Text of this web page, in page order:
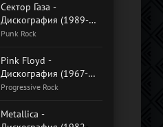
Сектор Газа -
Дискография (1989-
2015)
Punk Rock
Pink Floyd -
Дискография (1967-
2019)
Progressive Rock
Metallica -